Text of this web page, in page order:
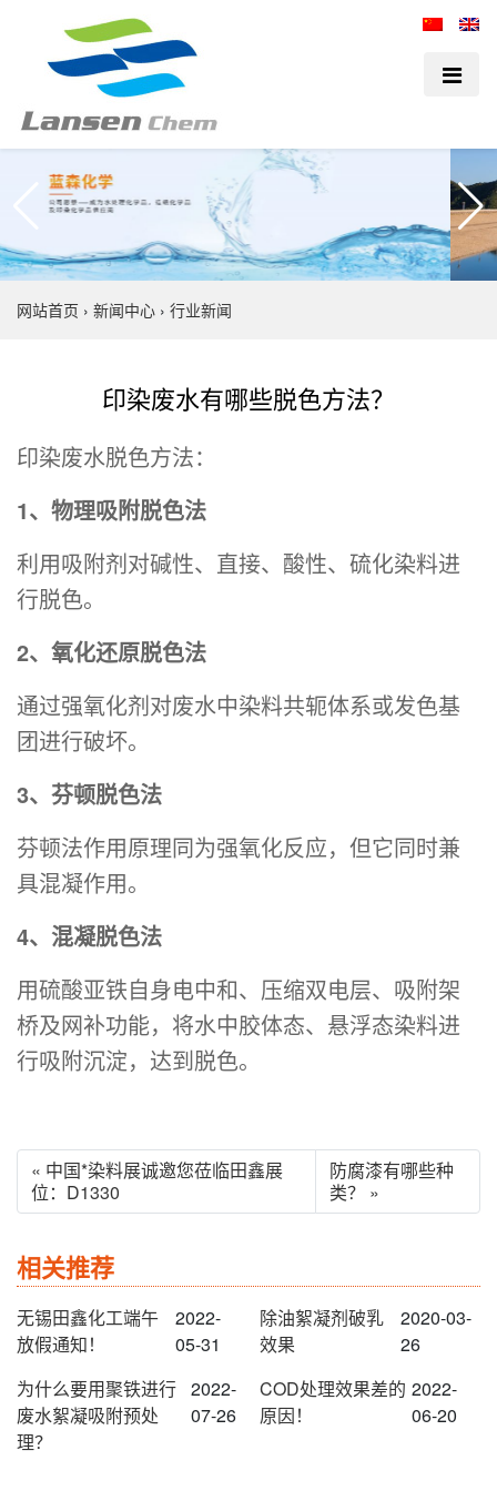
网站首页 › 新闻中心 › 行业新闻
印染废水有哪些脱色方法？
印染废水脱色方法：
1、物理吸附脱色法
利用吸附剂对碱性、直接、酸性、硫化染料进
行脱色。
2、氧化还原脱色法
通过强氧化剂对废水中染料共轭体系或发色基
团进行破坏。
3、芬顿脱色法
芬顿法作用原理同为强氧化反应，但它同时兼
具混凝作用。
4、混凝脱色法
用硫酸亚铁自身电中和、压缩双电层、吸附架
桥及网补功能，将水中胶体态、悬浮态染料进
行吸附沉淀，达到脱色。
« 中国*染料展诚邀您莅临田鑫展
位：D1330
防腐漆有哪些种
类？ »
相关推荐
无锡田鑫化工端午
放假通知！
2022-
05-31
除油絮凝剂破乳
效果
2020-03-
26
为什么要用聚铁进行
废水絮凝吸附预处
理？
2022-
07-26
COD处理效果差的
原因！
2022-
06-20